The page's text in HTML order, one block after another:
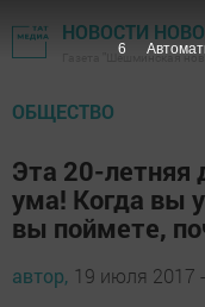
НОВОСТИ
Газета "Шешминская
ОБЩЕСТВО
Эта 20-летняя
ума! Когда вы
вы поймете,
автор, 19 июля 2017
5